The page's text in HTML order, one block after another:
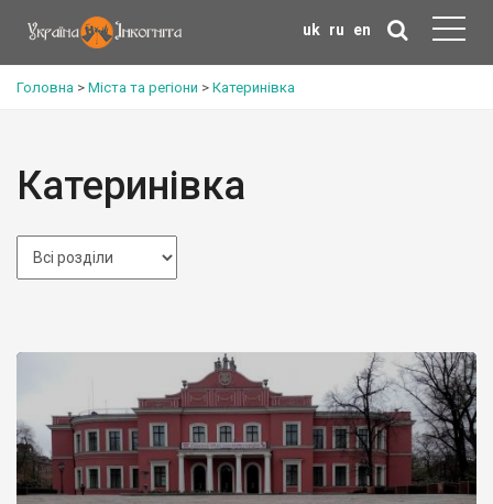
uk ru en
Головна > Міста та регіони > Катеринівка
Катеринівка